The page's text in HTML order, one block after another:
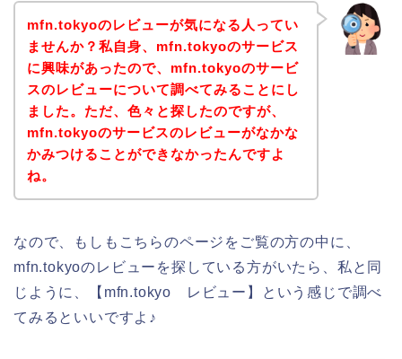
mfn.tokyoのレビューが気になる人ってい
ませんか？私自身、mfn.tokyoのサービス
に興味があったので、mfn.tokyoのサービ
スのレビューについて調べてみることにし
ました。ただ、色々と探したのですが、
mfn.tokyoのサービスのレビューがなかな
かみつけることができなかったんですよ
ね。
なので、もしもこちらのページをご覧の方の中に、
mfn.tokyoのレビューを探している方がいたら、私と同
じように、【mfn.tokyo レビュー】という感じで調べ
てみるといいですよ♪